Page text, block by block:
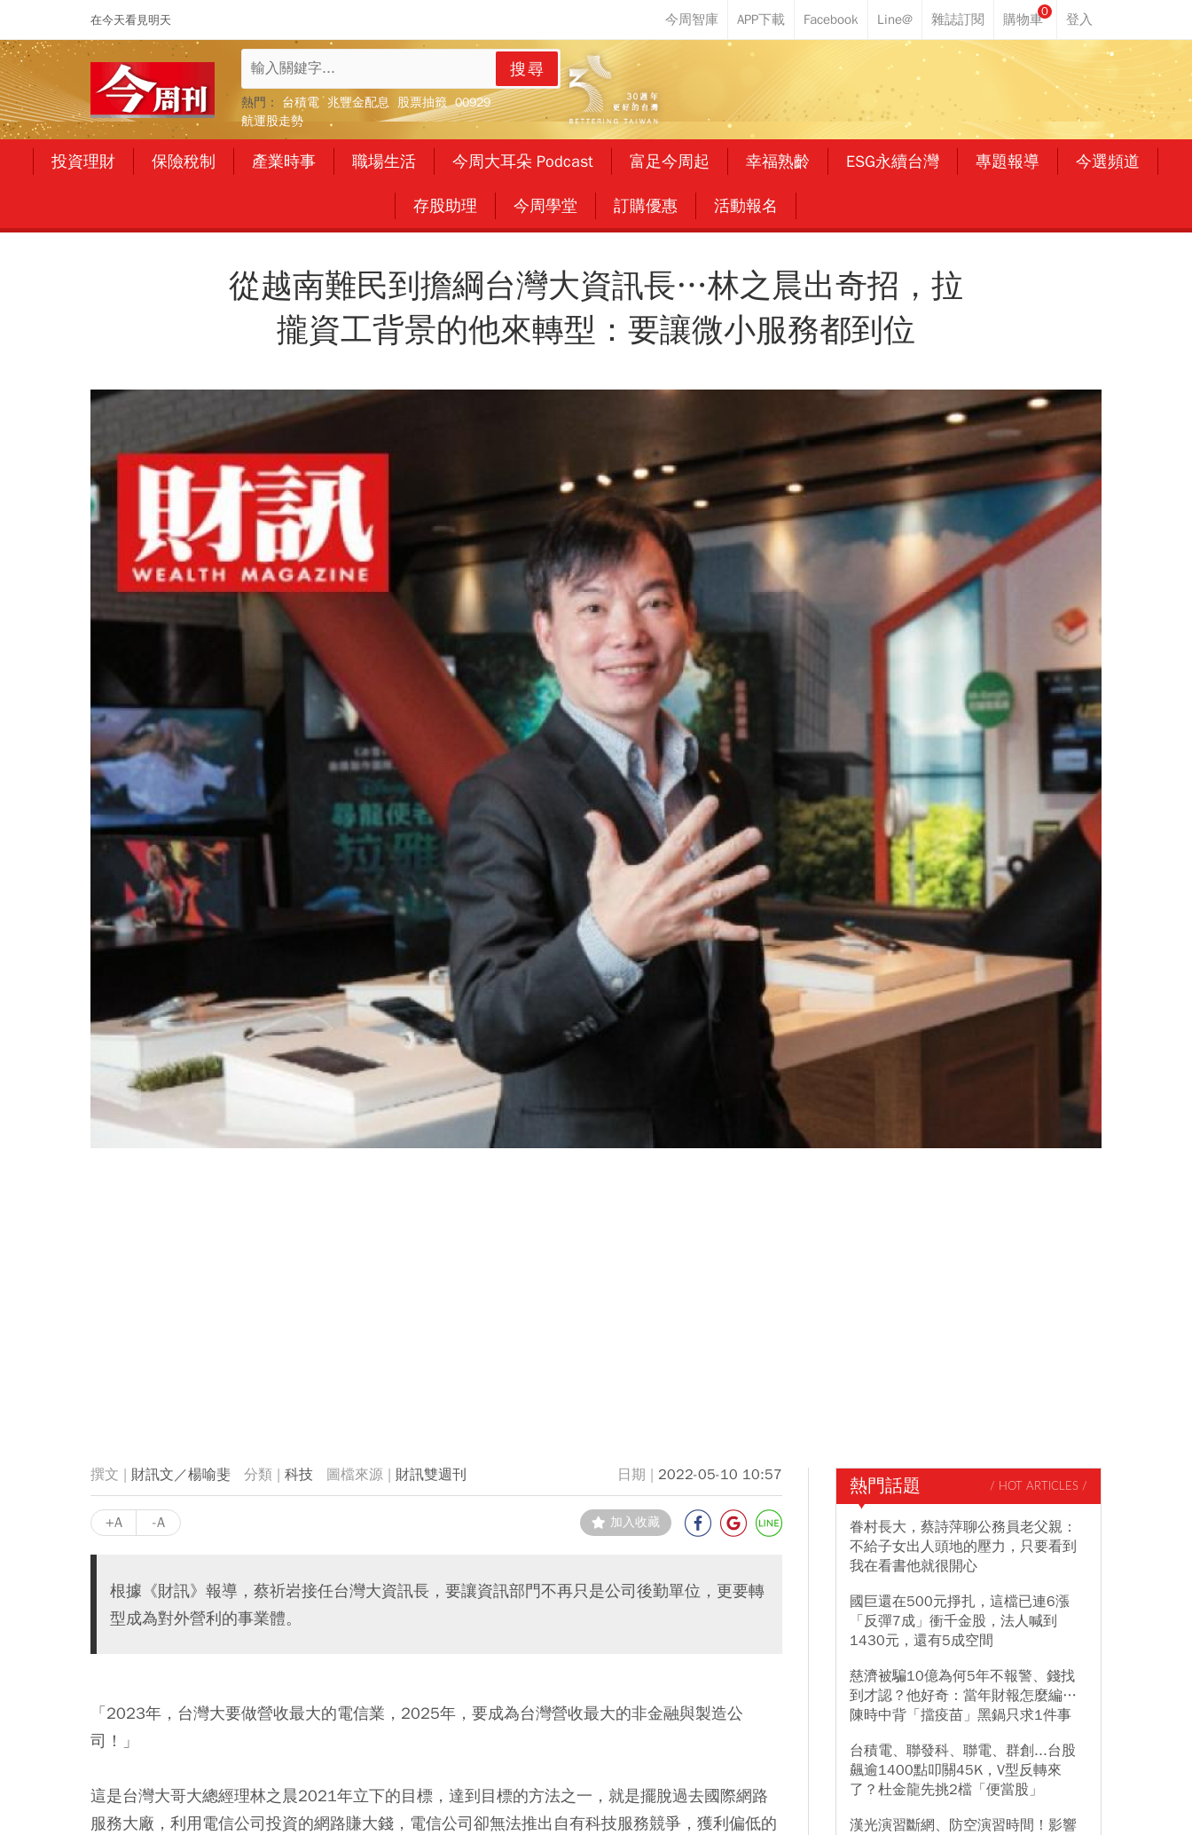
在今天看見明天
0
搜尋
熱門： 台積電 兆豐金配息 股票抽籤 00929
航運股走勢
投資理財 保險稅制 產業時事 職場生活 今周大耳朵 Podcast 富足今周起 幸福熟齡 ESG永續台灣 專題報導 今選頻道
存股助理 今周學堂 訂購優惠 活動報名
從越南難民到擔綱台灣大資訊長…林之晨出奇招，拉
攏資工背景的他來轉型：要讓微小服務都到位
財訊文／楊喻斐 科技 財訊雙週刊 2022-05-10 10:57
+A -A 加入收藏
根據《財訊》報導，蔡祈岩接任台灣大資訊長，要讓資訊部門不再只是公司後勤單位，更要轉
型成為對外營利的事業體。
「2023年，台灣大要做營收最大的電信業，2025年，要成為台灣營收最大的非金融與製造公
司！」
這是台灣大哥大總經理林之晨2021年立下的目標，達到目標的方法之一，就是擺脫過去國際網路
服務大廠，利用電信公司投資的網路賺大錢，電信公司卻無法推出自有科技服務競爭，獲利偏低的
熱門話題 / HOT ARTICLES /
眷村長大，蔡詩萍聊公務員老父親：
不給子女出人頭地的壓力，只要看到
我在看書他就很開心
國巨還在500元掙扎，這檔已連6漲
「反彈7成」衝千金股，法人喊到
1430元，還有5成空間
慈濟被騙10億為何5年不報警、錢找
到才認？他好奇：當年財報怎麼編…
陳時中背「擋疫苗」黑鍋只求1件事
台積電、聯發科、聯電、群創...台股
飆逾1400點叩關45K，V型反轉來
了？杜金龍先挑2檔「便當股」
漢光演習斷網、防空演習時間！影響